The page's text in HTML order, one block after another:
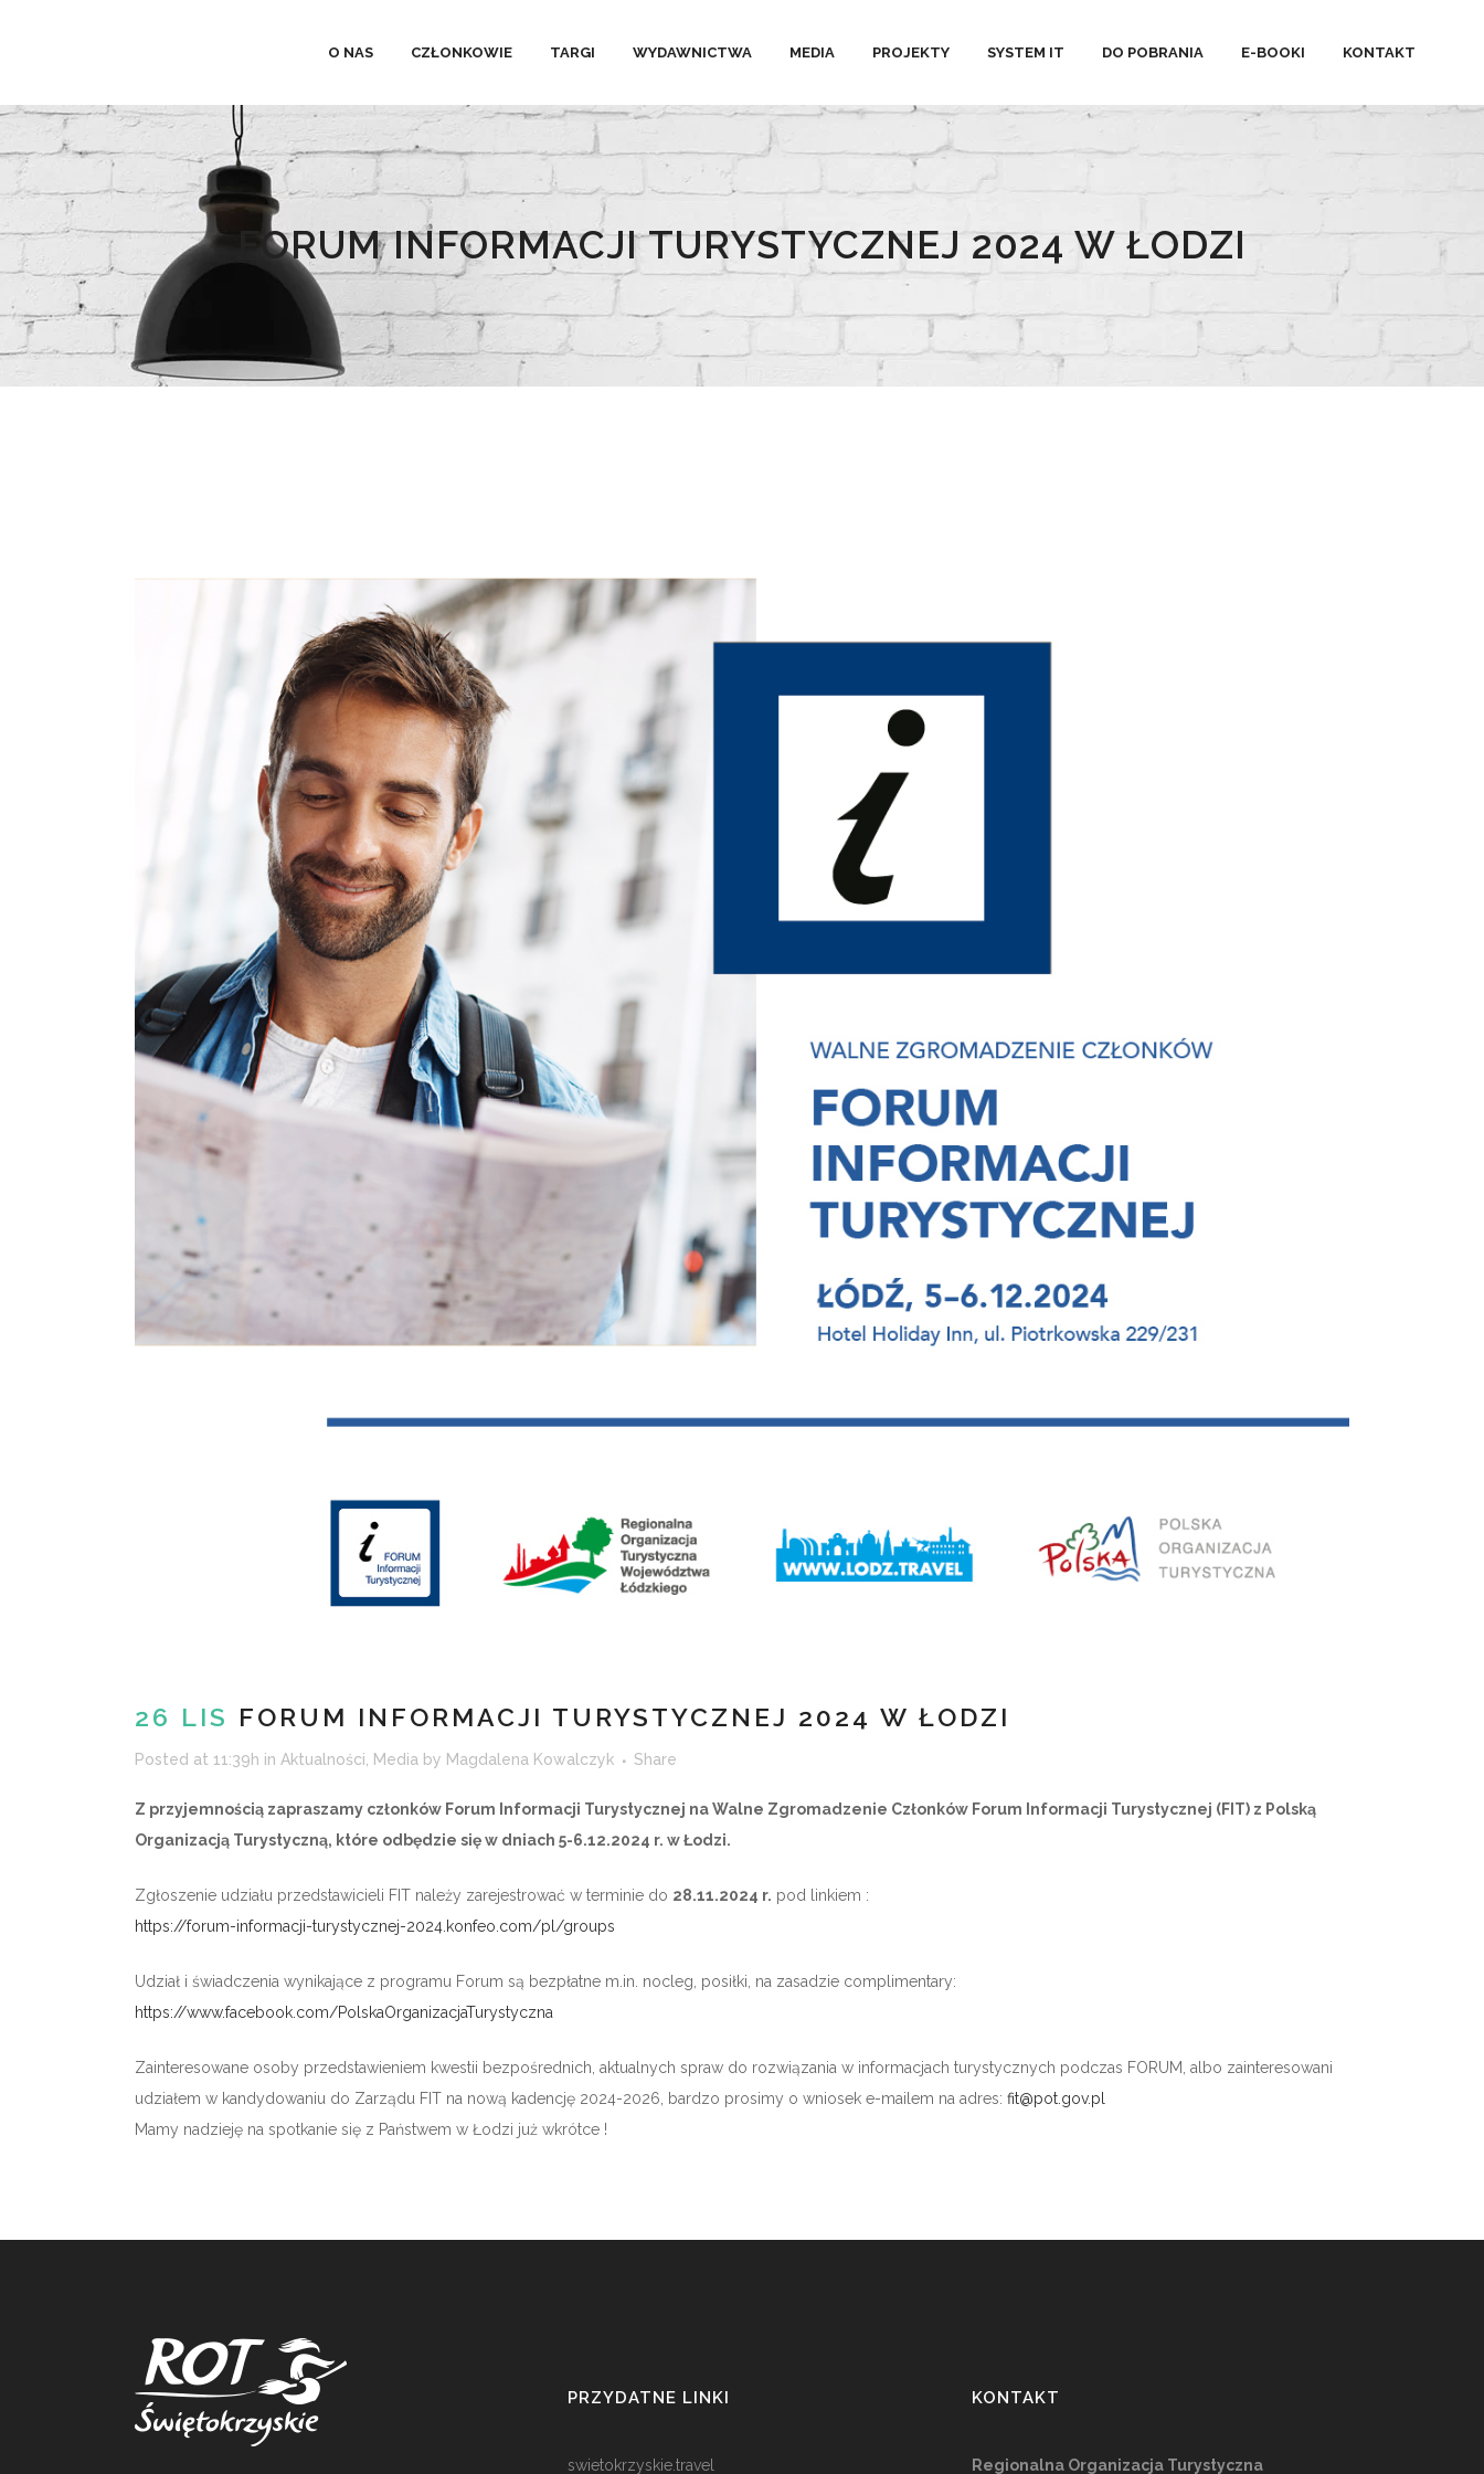
O NAS CZŁONKOWIE TARGI WYDAWNICTWA MEDIA PROJEKTY SYSTEM IT DO POBRANIA E-BOOKI KONTAKT
FORUM INFORMACJI TURYSTYCZNEJ 2024 W ŁODZI
26 LIS FORUM INFORMACJI TURYSTYCZNEJ 2024 W ŁODZI
Posted at 11:39h in Aktualności Media by Magdalena Kowalczyk Share
Z przyjemnością zapraszamy członków Forum Informacji Turystycznej na Walne Zgromadzenie Członków Forum Informacji Turystycznej (FIT) z Polską
Organizacją Turystyczną, które odbędzie się w dniach 5-6.12.2024 r. w Łodzi.
Zgłoszenie udziału przedstawicieli FIT należy zarejestrować w terminie do 28.11.2024 r. pod linkiem :
https://forum-informacji-turystycznej-2024.konfeo.com/pl/groups
Udział i świadczenia wynikające z programu Forum są bezpłatne m.in. nocleg, posiłki, na zasadzie complimentary:
https://www.facebook.com/PolskaOrganizacjaTurystyczna
Zainteresowane osoby przedstawieniem kwestii bezpośrednich, aktualnych spraw do rozwiązania w informacjach turystycznych podczas FORUM, albo zainteresowani
udziałem w kandydowaniu do Zarządu FIT na nową kadencję 2024-2026, bardzo prosimy o wniosek e-mailem na adres: fit@pot.gov.pl
Mamy nadzieję na spotkanie się z Państwem w Łodzi już wkrótce !
PRZYDATNE LINKI
swietokrzyskie.travel
KONTAKT
Regionalna Organizacja Turystyczna